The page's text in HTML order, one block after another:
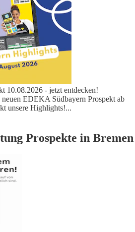
10.08.2026 - jetzt entdecken!
EDEKA Südbayern Prospekt ab
unsere Highlights!...
Prospekte in Bremen